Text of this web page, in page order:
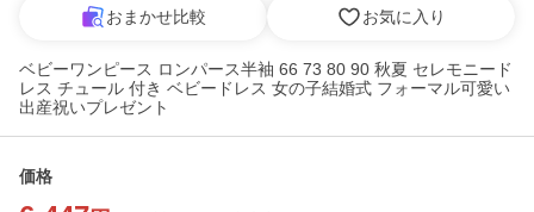
おまかせ比較 お気に入り
ベビーワンピース ロンパース半袖 66 73 80 90 秋夏 セレモニード
レス チュール 付き ベビードレス 女の子結婚式 フォーマル可愛い
出産祝いプレゼント
価格